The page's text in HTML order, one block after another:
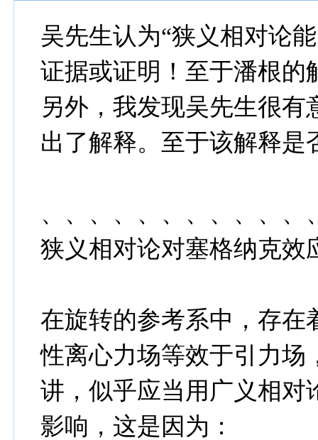
吴先生认为“狭义相对论
证据或证明！至于潘根的
另外，我发现吴先生很
出了解释。至于该解释
、、、、、、、、、、
狭义相对论对塞格纳克效
在旋转的参考系中，存在
性离心力场等效于引力场
讲，似乎应当用广义相对
影响，这是因为：